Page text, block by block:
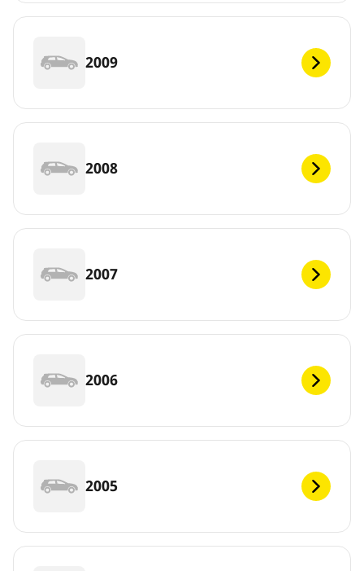
2009
2008
2007
2006
2005